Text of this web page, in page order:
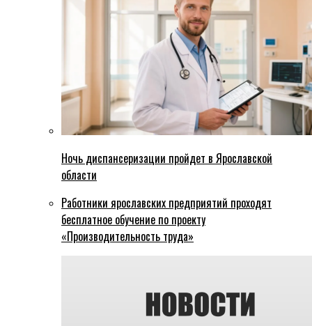
Ночь диспансеризации пройдет в Ярославской
области
Работники ярославских предприятий проходят
бесплатное обучение по проекту
«Производительность труда»